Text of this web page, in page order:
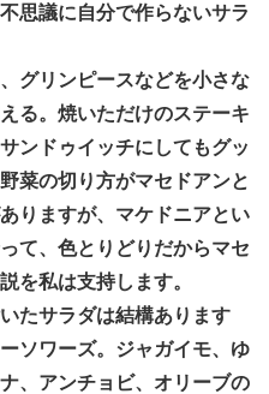
思議に自分で作らないサラ
グリンピースなどを小さな
る。焼いただけのステーキ
ンドゥイッチにしてもグッ
菜の切り方がマセドアンと
りますが、マケドニアとい
て、色とりどりだからマセ
を私は支持します。
たサラダは結構あります
ソワーズ。ジャガイモ、ゆ
、アンチョビ、オリーブの